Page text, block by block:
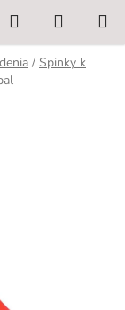
Hľadať
KOŠÍK
/ Spinky k